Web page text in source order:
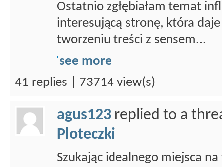
Ostatnio zgłębiałam temat
interesującą stronę, która
tworzeniu treści z sensem...
see more
41 replies | 73714 view(s)
agus123 replied to a
Ploteczki
Szukając idealnego miejsca